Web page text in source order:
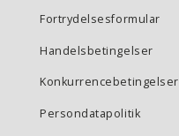
Fortrydelsesformular
Handelsbetingelser
Konkurrencebetingelser
Persondatapolitik